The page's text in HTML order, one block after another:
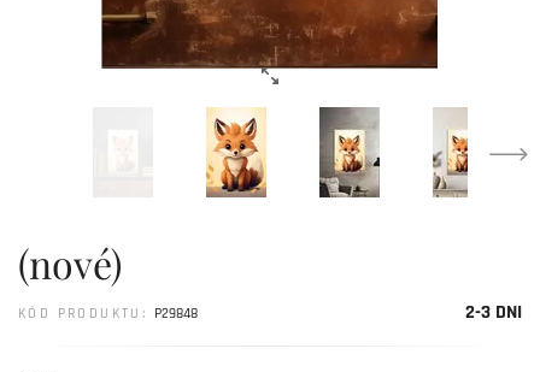
(nové)
2-3 DNI
KÓD PRODUKTU: P29848